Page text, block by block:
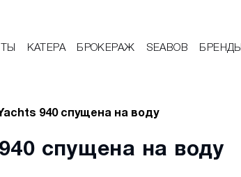
КАТЕРА БРОКЕРАЖ SEABOB БРЕНДЫ
940 спущена на воду
спущена на воду